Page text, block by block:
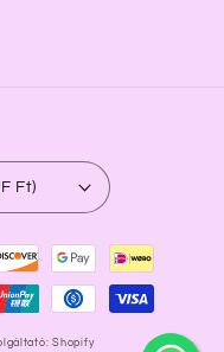
Ft)
Shopify